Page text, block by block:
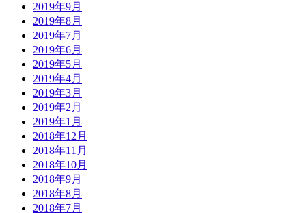
2019年9月
2019年8月
2019年7月
2019年6月
2019年5月
2019年4月
2019年3月
2019年2月
2019年1月
2018年12月
2018年11月
2018年10月
2018年9月
2018年8月
2018年7月